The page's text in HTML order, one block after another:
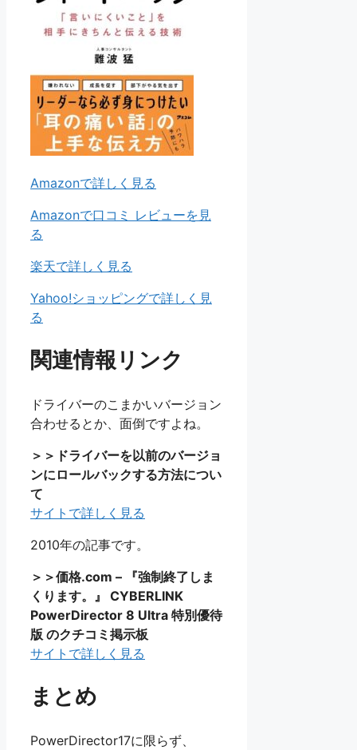
Amazonで詳しく見る
Amazonで口コミ レビューを見
る
楽天で詳しく見る
Yahoo!ショッピングで詳しく見
る
関連情報リンク
ドライバーのこまかいバージョン
合わせるとか、面倒ですよね。
＞＞ドライバーを以前のバージョ
ンにロールバックする方法につい
て
サイトで詳しく見る
2010年の記事です。
＞＞価格.com – 『強制終了しま
くります。』 CYBERLINK
PowerDirector 8 Ultra 特別優待
版 のクチコミ掲示板
サイトで詳しく見る
まとめ
PowerDirector17に限らず、